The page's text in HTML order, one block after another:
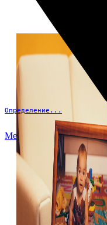
Определение...
Меню